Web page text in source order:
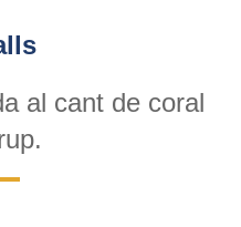
al cant de coral